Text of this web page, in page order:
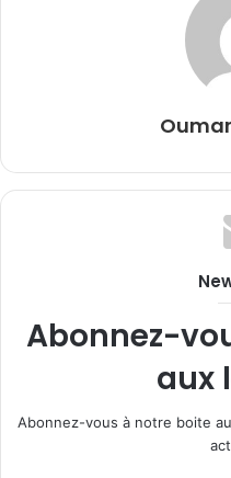
Abonnez-
aux
Abonnez-vous à notre boite